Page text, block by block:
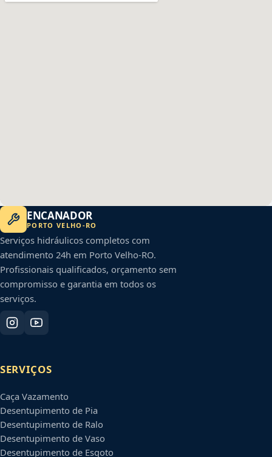
ENCANADOR
PORTO VELHO -RO
Serviços hidráulicos completos com
atendimento 24h em Porto Velho-RO.
Profissionais qualificados, orçamento sem
compromisso e garantia em todos os
serviços.
SERVIÇOS
Caça Vazamento
Desentupimento de Pia
Desentupimento de Ralo
Desentupimento de Vaso
Desentupimento de Esgoto